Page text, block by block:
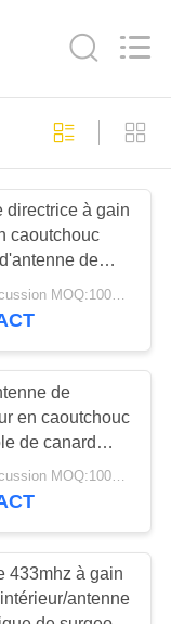
24
69
directrice à gain
caoutchouc
de
de l'émetteur
Price Discussion MOQ:100PCS
de
en caoutchouc
de canard
de récepteur
Price Discussion MOQ:100PCS
433mhz à gain
antenne